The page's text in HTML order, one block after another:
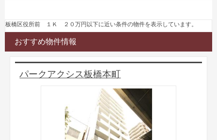
板橋区役所前 １Ｋ ２０万円以下に近い条件の物件を表示しています。
おすすめ物件情報
パークアクシス板橋本町